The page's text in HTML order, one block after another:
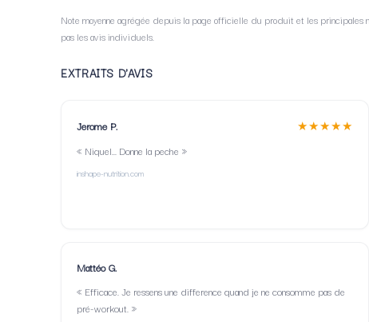
Note moyenne agrégée depuis la page officielle du produit et les principales
pas les avis individuels.
EXTRAITS D'AVIS
Jerome P. ★★★★★
« Niquel... Donne la peche »
inshape-nutrition.com
Mattéo G.
« Efficace. Je ressens une difference quand je ne consomme pas de
pré-workout. »